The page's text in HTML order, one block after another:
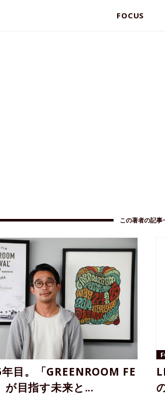
FOCUS
この著者の記事
目。「GREENROOM FE
が目指す未来と...